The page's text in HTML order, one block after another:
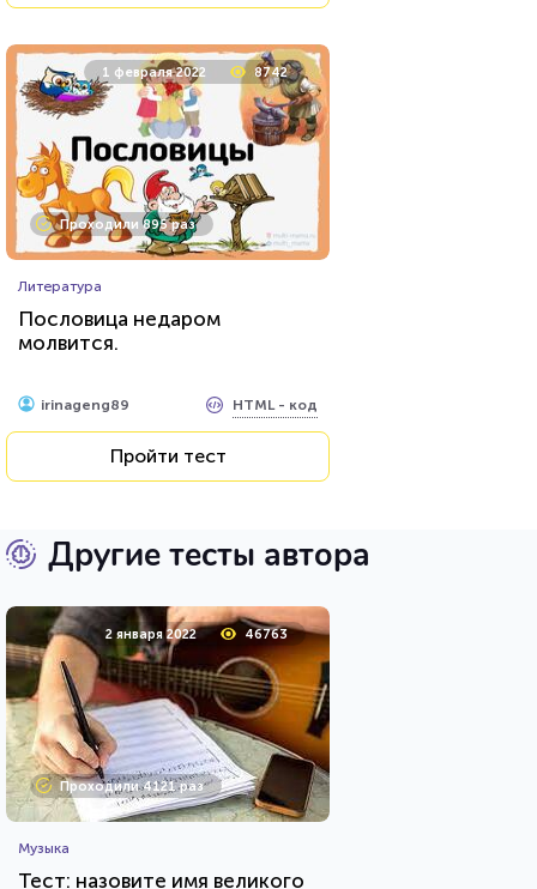
1 февраля 2022 8742
Проходили 895 раз
Литература
Пословица недаром
молвится.
irinageng89 HTML - код
Пройти тест
Другие тесты автора
2 января 2022 46763
Проходили 4121 раз
Музыка
Тест: назовите имя великого